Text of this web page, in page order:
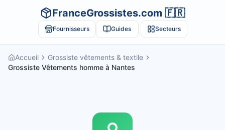
FranceGrossistes.com 🇫🇷
Fournisseurs Guides Secteurs
Accueil
Grossiste vêtements & textile
Grossiste Vêtements homme à Nantes